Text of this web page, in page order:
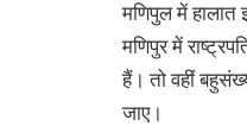
मणिपुल में हालात
मणिपुर में
हैं। तो वहीं
जाए।